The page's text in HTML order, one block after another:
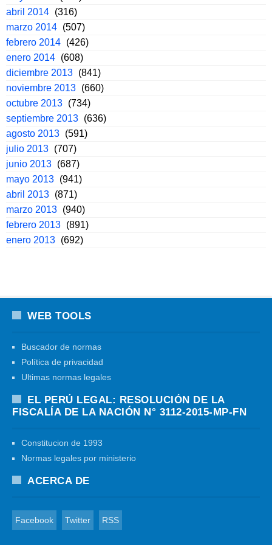
abril 2014 (316)
marzo 2014 (507)
febrero 2014 (426)
enero 2014 (608)
diciembre 2013 (841)
noviembre 2013 (660)
octubre 2013 (734)
septiembre 2013 (636)
agosto 2013 (591)
julio 2013 (707)
junio 2013 (687)
mayo 2013 (941)
abril 2013 (871)
marzo 2013 (940)
febrero 2013 (891)
enero 2013 (692)
WEB TOOLS
Buscador de normas
Política de privacidad
Ultimas normas legales
EL PERÚ LEGAL: RESOLUCIÓN DE LA
FISCALÍA DE LA NACIÓN N° 3112-2015-MP-FN
Constitucion de 1993
Normas legales por ministerio
ACERCA DE
Facebook Twitter RSS